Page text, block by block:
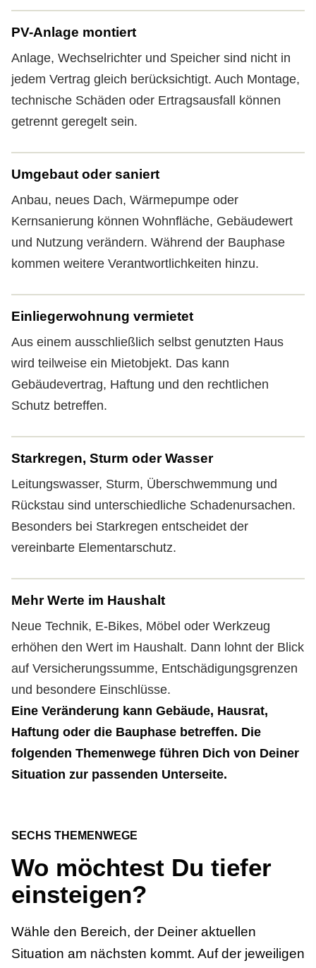
PV-Anlage montiert
Anlage, Wechselrichter und Speicher sind nicht in
jedem Vertrag gleich berücksichtigt. Auch Montage,
technische Schäden oder Ertragsausfall können
getrennt geregelt sein.
Umgebaut oder saniert
Anbau, neues Dach, Wärmepumpe oder
Kernsanierung können Wohnfläche, Gebäudewert
und Nutzung verändern. Während der Bauphase
kommen weitere Verantwortlichkeiten hinzu.
Einliegerwohnung vermietet
Aus einem ausschließlich selbst genutzten Haus
wird teilweise ein Mietobjekt. Das kann
Gebäude­vertrag, Haftung und den rechtlichen
Schutz betreffen.
Starkregen, Sturm oder Wasser
Leitungswasser, Sturm, Überschwemmung und
Rückstau sind unterschiedliche Schadenursachen.
Besonders bei Starkregen entscheidet der
vereinbarte Elementarschutz.
Mehr Werte im Haushalt
Neue Technik, E-Bikes, Möbel oder Werkzeug
erhöhen den Wert im Haushalt. Dann lohnt der Blick
auf Versicherungs­summe, Entschädigungs­grenzen
und besondere Einschlüsse.
Eine Veränderung kann Gebäude, Hausrat,
Haftung oder die Bauphase betreffen. Die
folgenden Themenwege führen Dich von Deiner
Situation zur passenden Unterseite.
SECHS THEMENWEGE
Wo möchtest Du tiefer
einsteigen?
Wähle den Bereich, der Deiner aktuellen
Situation am nächsten kommt. Auf der jeweiligen